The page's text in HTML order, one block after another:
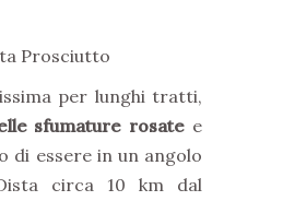
per lunghi tratti,
sfumature rosate e
di essere in un angolo
circa 10 km dal